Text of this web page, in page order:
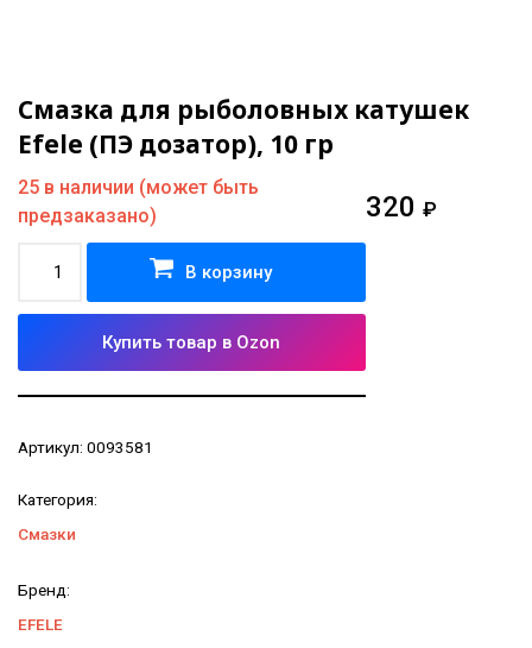
Смазка для рыболовных катушек
Efele (ПЭ дозатор), 10 гр
320 ₽
25 в наличии (может быть
предзаказано)
В корзину
Купить товар в Ozon
Артикул: 0093581
Категория:
Смазки
Бренд:
EFELE